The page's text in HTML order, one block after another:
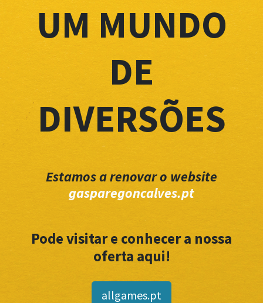
UM MUNDO
DE
DIVERSÕES
Estamos a renovar o website
gasparegoncalves.pt
Pode visitar e conhecer a nossa
oferta aqui!
allgames.pt